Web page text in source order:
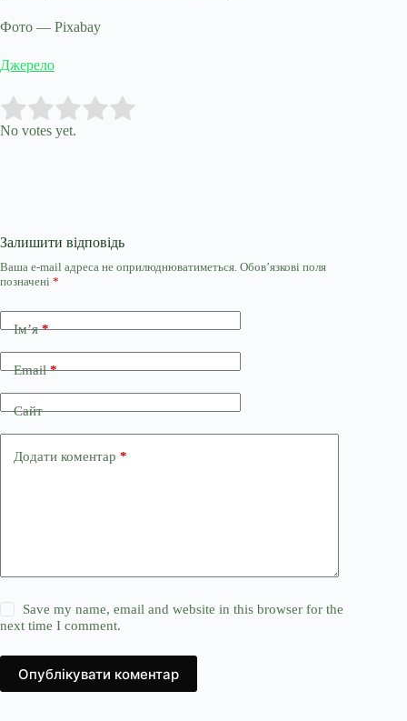
Фото — Pixabay
Джерело
Rate this item:
No votes yet.
Залишити відповідь
Ваша e-mail адреса не оприлюднюватиметься. Обов’язкові поля
позначені *
Ім’я*
Email*
Сайт
Додати коментар *
Save my name, email and website in this browser for the
next time I comment.
Опублікувати коментар